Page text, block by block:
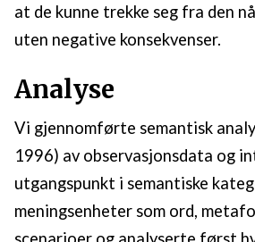
at de kunne trekke seg fra den
uten negative konsekvenser.
Analyse
Vi gjennomførte semantisk
1996) av observasjonsdata og
utgangspunkt i semantiske
meningsenheter som ord,